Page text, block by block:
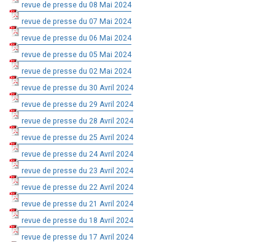
revue de presse du 08 Mai 2024
revue de presse du 07 Mai 2024
revue de presse du 06 Mai 2024
revue de presse du 05 Mai 2024
revue de presse du 02 Mai 2024
revue de presse du 30 Avril 2024
revue de presse du 29 Avril 2024
revue de presse du 28 Avril 2024
revue de presse du 25 Avril 2024
revue de presse du 24 Avril 2024
revue de presse du 23 Avril 2024
revue de presse du 22 Avril 2024
revue de presse du 21 Avril 2024
revue de presse du 18 Avril 2024
revue de presse du 17 Avril 2024